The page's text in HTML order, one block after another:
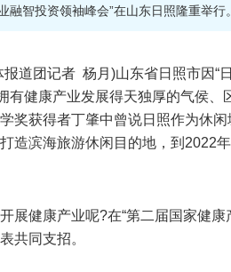
融智投资领袖峰会”在山东日照隆重举行。
道团记者 杨月)山东省日照市因“
有健康产业发展得天独厚的气侯、
奖获得者丁肇中曾说日照作为休
造滨海旅游休闲目的地，到2022
展健康产业呢?在“第二届国家健
共同支招。